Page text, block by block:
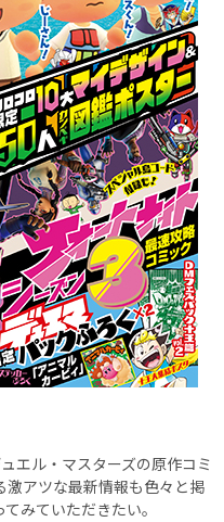
エル・マスターズの原作コミ
激アツな最新情報も色々と掲
みていただきたい。